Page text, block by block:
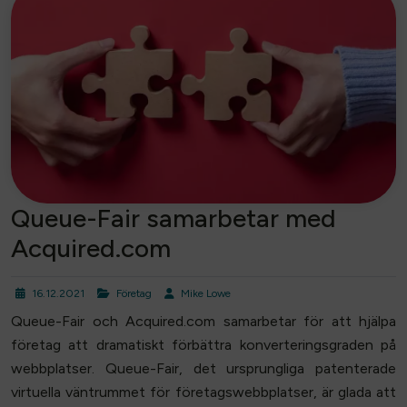
Queue-Fair samarbetar med
Acquired.com
16.12.2021 Företag Mike Lowe
Queue-Fair och Acquired.com samarbetar för att hjälpa
företag att dramatiskt förbättra konverteringsgraden på
webbplatser. Queue-Fair, det ursprungliga patenterade
virtuella väntrummet för företagswebbplatser, är glada att